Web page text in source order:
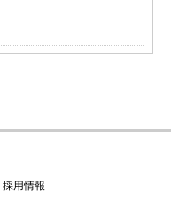
採用情報